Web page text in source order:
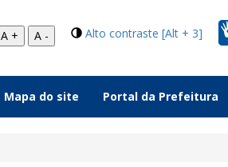
Alto contraste [Alt + 3]
A + A -
Mapa do site Portal da Prefeitura